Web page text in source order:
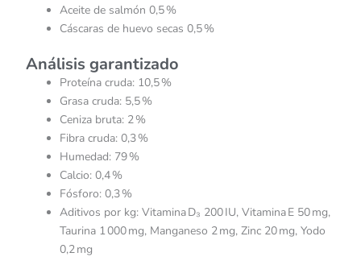
Aceite de salmón 0,5 %
Cáscaras de huevo secas 0,5 %
Análisis garantizado
Proteína cruda: 10,5 %
Grasa cruda: 5,5 %
Ceniza bruta: 2 %
Fibra cruda: 0,3 %
Humedad: 79 %
Calcio: 0,4 %
Fósforo: 0,3 %
Aditivos por kg: Vitamina D₃ 200 IU, Vitamina E 50 mg,
Taurina 1 000 mg, Manganeso 2 mg, Zinc 20 mg, Yodo
0,2 mg